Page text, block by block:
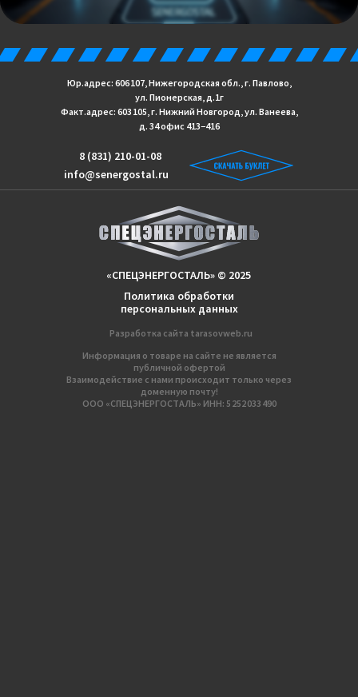
Информация о товаре на сайте не является
публичной офертой
Взаимодействие с нами происходит только через
доменную почту!
ООО «СПЕЦЭНЕРГОСТАЛЬ» ИНН: 5 252 033 490
Разработка сайтa tarasovweb.ru
Политика обработки
персональных данных
«СПЕЦЭНЕРГОСТАЛЬ» © 2025
info@senergostal.ru
8 (831) 210-01-08
Юр.адрес: 606 107, Нижегородская обл., г. Павлово,
ул. Пионерская, д.1г
Факт.адрес: 603 105, г. Нижний Новгород, ул. Ванеева,
д. 34 офис 413−416